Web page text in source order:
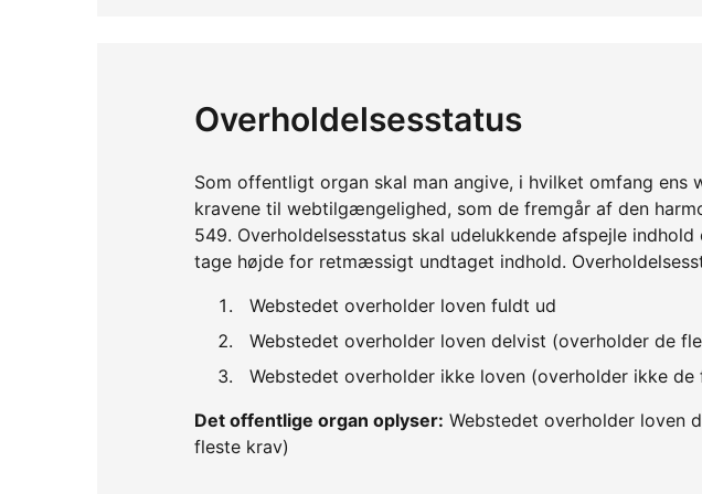
Overholdelsesstatus
Som offentligt organ skal man angive, i hvilket omfang ens
kravene til webtilgængelighed, som de fremgår af den
549. Overholdelsesstatus skal udelukkende afspejle
tage højde for retmæssigt undtaget indhold.
Webstedet overholder loven fuldt ud
Webstedet overholder loven delvist (overholder de
Webstedet overholder ikke loven (overholder ikke de
Det offentlige organ oplyser: Webstedet overholder loven
fleste krav)